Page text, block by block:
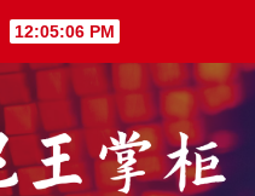
12:05:07 PM